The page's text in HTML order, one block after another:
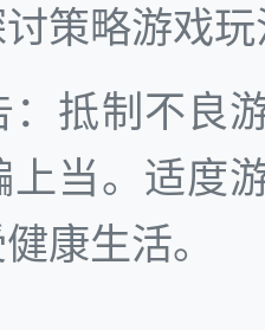
策略游戏
：抵制不良
上当。适度
康生活。